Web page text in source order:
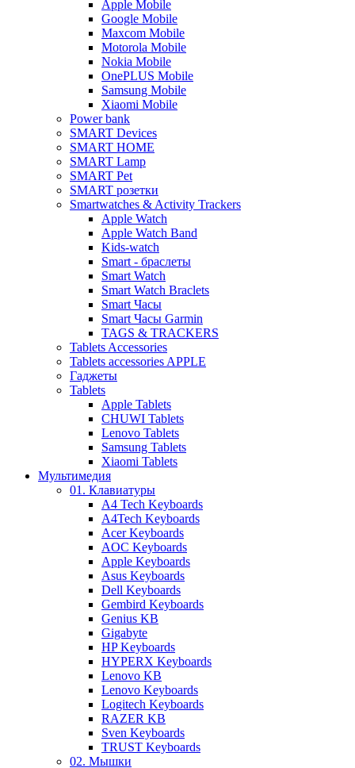
Apple Mobile
Google Mobile
Maxcom Mobile
Motorola Mobile
Nokia Mobile
OnePLUS Mobile
Samsung Mobile
Xiaomi Mobile
Power bank
SMART Devices
SMART HOME
SMART Lamp
SMART Pet
SMART розетки
Smartwatches & Activity Trackers
Apple Watch
Apple Watch Band
Kids-watch
Smart - браслеты
Smart Watch
Smart Watch Braclets
Smart Часы
Smart Часы Garmin
TAGS & TRACKERS
Tablets Accessories
Tablets accessories APPLE
Гаджеты
Tablets
Apple Tablets
CHUWI Tablets
Lenovo Tablets
Samsung Tablets
Xiaomi Tablets
Мультимедия
01. Клавиатуры
A4 Tech Keyboards
A4Tech Keyboards
Acer Keyboards
AOC Keyboards
Apple Keyboards
Asus Keyboards
Dell Keyboards
Gembird Keyboards
Genius KB
Gigabyte
HP Keyboards
HYPERX Keyboards
Lenovo KB
Lenovo Keyboards
Logitech Keyboards
RAZER KB
Sven Keyboards
TRUST Keyboards
02. Мышки